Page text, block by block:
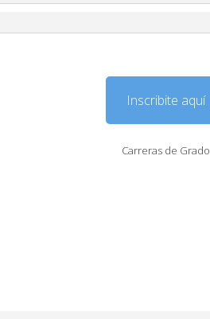
Inscribite aquí
Carreras de Grado